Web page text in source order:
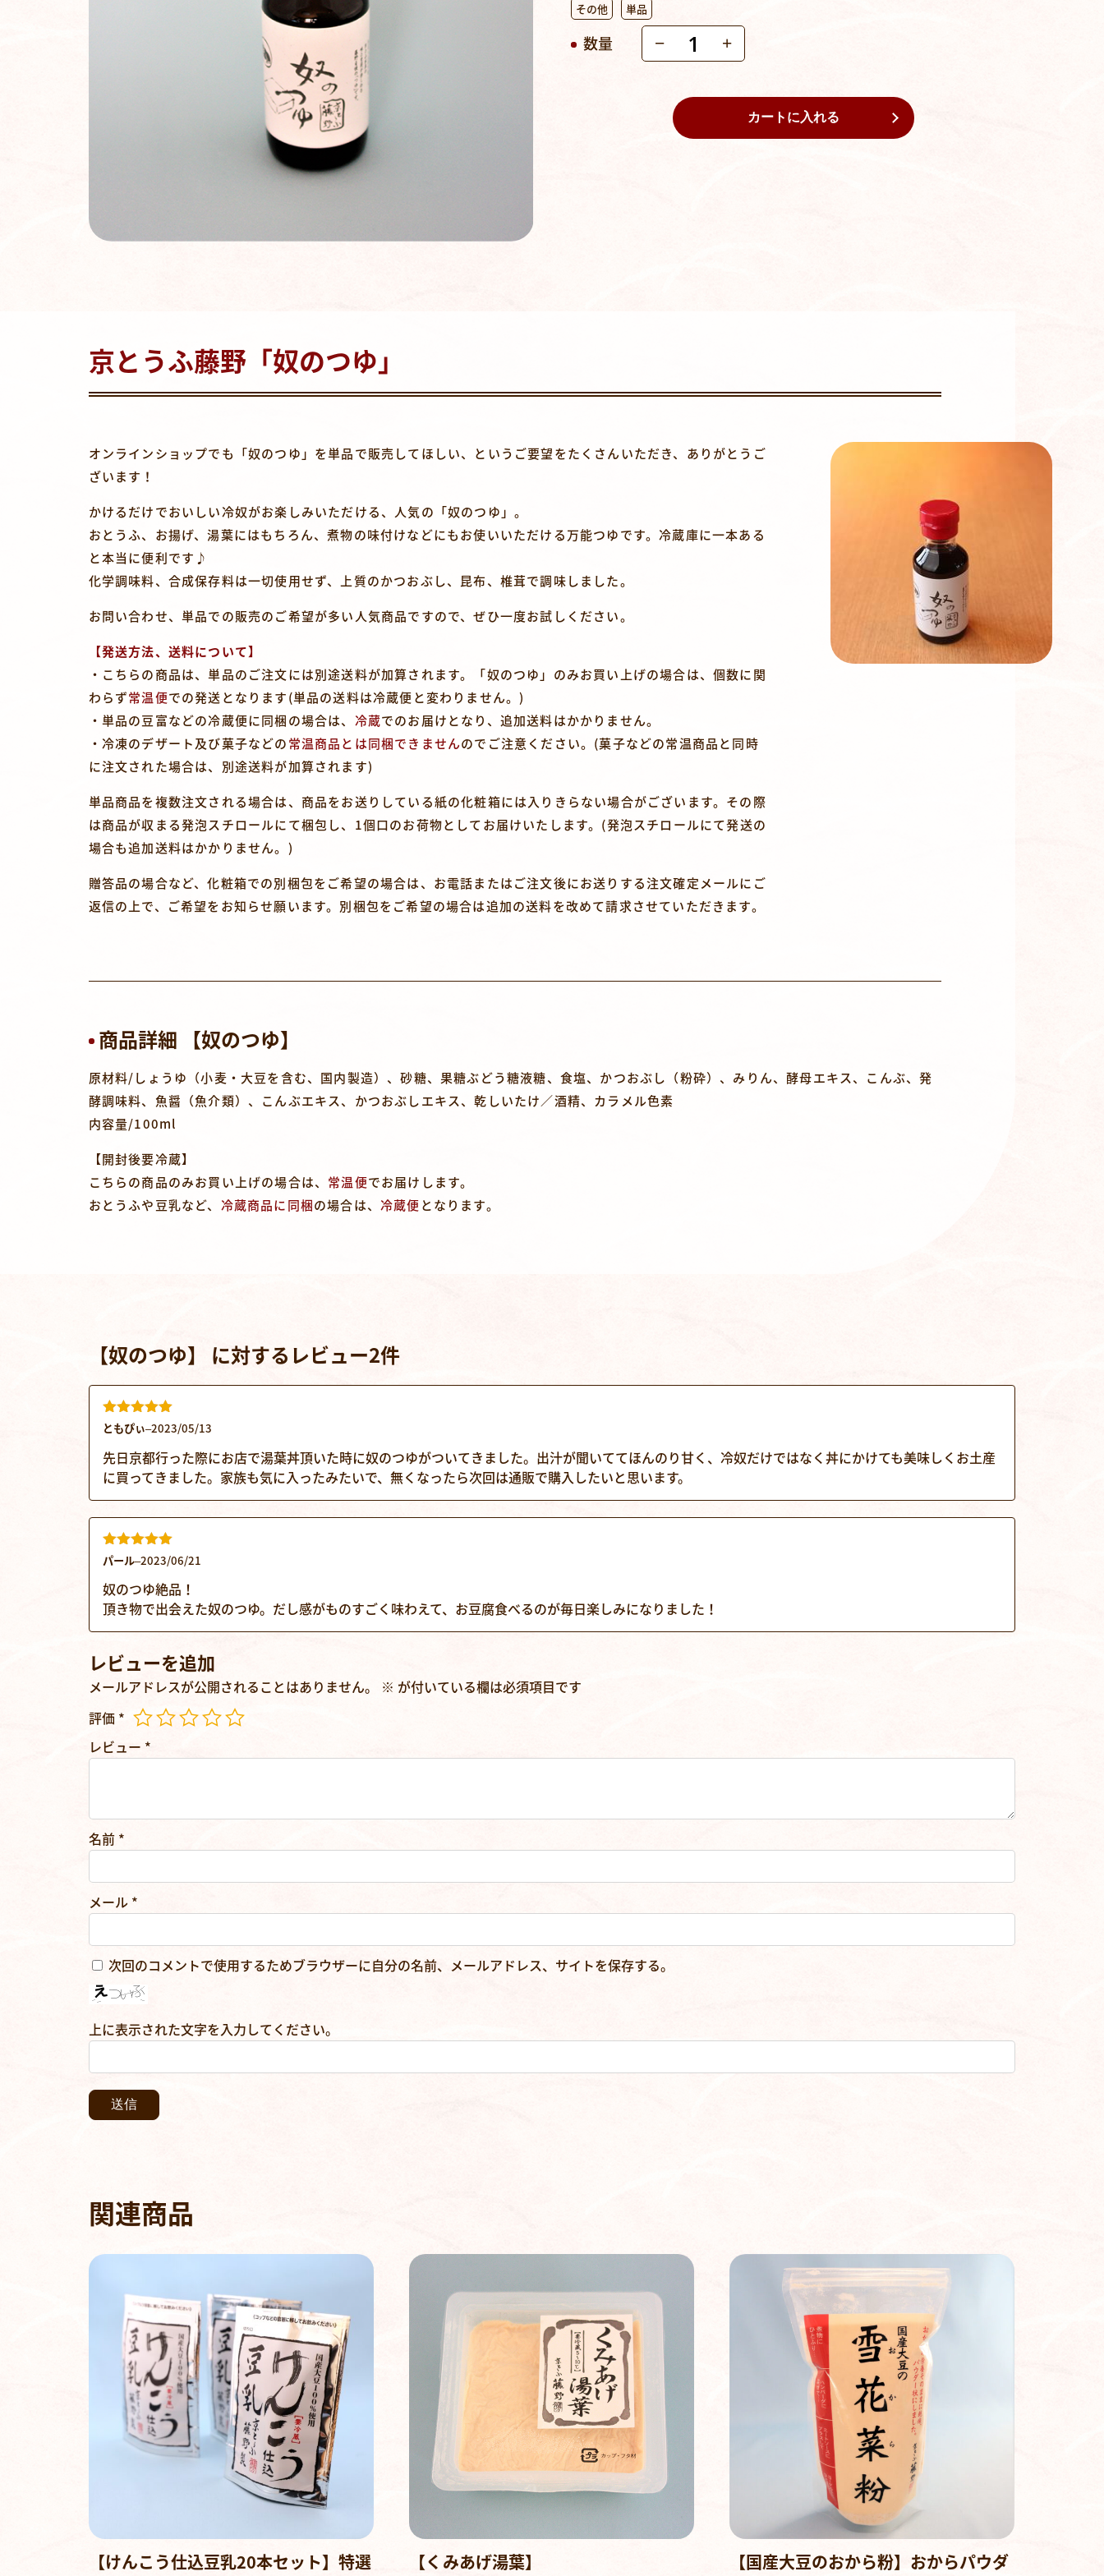
その他 単品
数量 − +
カートに入れる
京とうふ藤野「奴のつゆ」
オンラインショップでも「奴のつゆ」を単品で販売してほしい、というご要望をたくさんいただき、ありがとうご
ざいます！
かけるだけでおいしい冷奴がお楽しみいただける、人気の「奴のつゆ」。
おとうふ、お揚げ、湯葉にはもちろん、煮物の味付けなどにもお使いいただける万能つゆです。冷蔵庫に一本ある
と本当に便利です♪
化学調味料、合成保存料は一切使用せず、上質のかつおぶし、昆布、椎茸で調味しました。
お問い合わせ、単品での販売のご希望が多い人気商品ですので、ぜひ一度お試しください。
【発送方法、送料について】
・こちらの商品は、単品のご注文には別途送料が加算されます。「奴のつゆ」のみお買い上げの場合は、個数に関
わらず常温便での発送となります(単品の送料は冷蔵便と変わりません。)
・単品の豆富などの冷蔵便に同梱の場合は、 冷蔵でのお届けとなり、追加送料はかかりません。
・冷凍のデザート及び菓子などの常温商品とは同梱できませんのでご注意ください。(菓子などの常温商品と同時
に注文された場合は、別途送料が加算されます)
単品商品を複数注文される場合は、商品をお送りしている紙の化粧箱には入りきらない場合がございます。その際
は商品が収まる発泡スチロールにて梱包し、1個口のお荷物としてお届けいたします。(発泡スチロールにて発送の
場合も追加送料はかかりません。)
贈答品の場合など、化粧箱での別梱包をご希望の場合は、お電話またはご注文後にお送りする注文確定メールにご
返信の上で、ご希望をお知らせ願います。別梱包をご希望の場合は追加の送料を改めて請求させていただきます。
商品詳細 【奴のつゆ】
原材料/しょうゆ（小麦・大豆を含む、国内製造）、砂糖、果糖ぶどう糖液糖、食塩、かつおぶし（粉砕）、みりん、酵母エキス、こんぶ、発
酵調味料、魚醤（魚介類）、こんぶエキス、かつおぶしエキス、乾しいたけ／酒精、カラメル色素
内容量/100ml
【開封後要冷蔵】
こちらの商品のみお買い上げの場合は、 常温便でお届けします。
おとうふや豆乳など、 冷蔵商品に同梱の場合は、 冷蔵便となります。
【奴のつゆ】 に対するレビュー2件
5段階中 5の
評価
ともぴぃ–2023/05/13
先日京都行った際にお店で湯葉丼頂いた時に奴のつゆがついてきました。出汁が聞いててほんのり甘く、冷奴だけではなく丼にかけても美味しくお土産
に買ってきました。家族も気に入ったみたいで、無くなったら次回は通販で購入したいと思います。
5段階中5の
パール–2023/06/21
奴のつゆ絶品！
頂き物で出会えた奴のつゆ。だし感がものすごく味わえて、お豆腐食べるのが毎日楽しみになりました！
レビューを追加
メールアドレスが公開されることはありません。 ※ が付いている欄は必須項目です
評価 *
レビュー *
名前 *
メール *
次回のコメントで使用するためブラウザーに自分の名前、メールアドレス、サイトを保存する。
上に表示された文字を入力してください。
関連商品
【けんこう仕込豆乳20本セット】特選
【くみあげ湯葉】
【国産大豆のおから粉】おからパウダ